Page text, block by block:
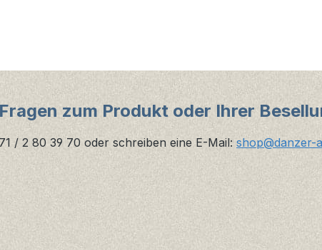
zum Produkt oder Ihrer
/ 2 80 39 70 oder schreiben eine E-Mail: shop@danzer-